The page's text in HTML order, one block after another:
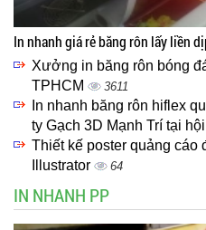
In nhanh giá rẻ băng rôn lấy liền
Xưởng in băng rôn bóng
TPHCM
3611
In nhanh băng rôn hiflex
ty Gạch 3D Mạnh Trí tại
Thiết kế poster quảng cáo
Illustrator
64
IN NHANH PP